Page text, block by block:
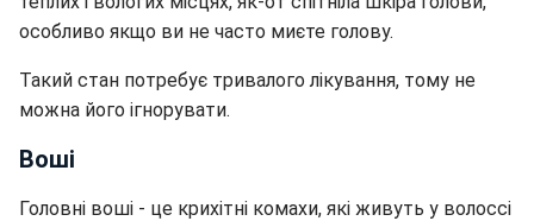
особливо якщо ви не часто миєте голову.
Такий стан потребує тривалого лікування, тому не
можна його ігнорувати.
Воші
Головні воші - це крихітні комахи, які живуть у волоссі